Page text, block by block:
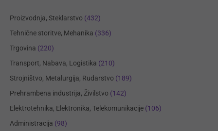
Proizvodnja, Steklarstvo (432)
Tehnične storitve, Mehanika (336)
Trgovina (220)
Transport, Nabava, Logistika (210)
Strojništvo, Metalurgija, Rudarstvo (189)
Prehrambena industrija, Živilstvo (142)
Elektrotehnika, Elektronika, Telekomunikacije (106)
Administracija (98)